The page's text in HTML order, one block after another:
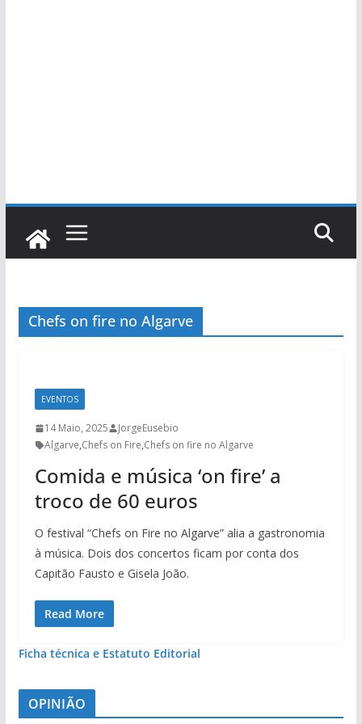
Chefs on fire no Algarve
EVENTOS
14 Maio, 2025
JorgeEusebio
Algarve,Chefs on Fire,Chefs on fire no Algarve
Comida e música ‘on fire’ a
troco de 60 euros
O festival “Chefs on Fire no Algarve” alia a gastronomia
à música. Dois dos concertos ficam por conta dos
Capitão Fausto e Gisela João.
Read More
Ficha técnica e Estatuto Editorial
OPINIÃO